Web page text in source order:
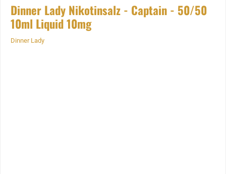
Dinner Lady Nikotinsalz - Captain - 50/50
10ml Liquid 10mg
Dinner Lady